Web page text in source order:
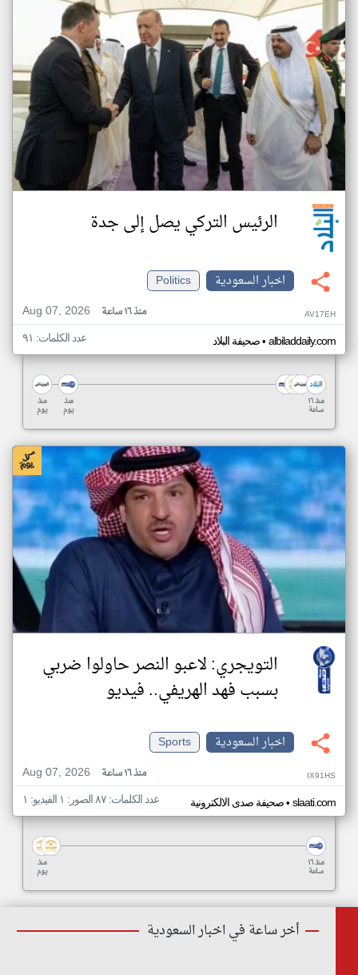
الرئيس التركي يصل إلى جدة
اخبار السعودية
Politics
Aug 07, 2026
منذ ١٦ ساعة AV17EH
صحيفة البلاد• albiladdaily.com عدد الكلمات: ٩١
منذ
يوم
منذ
يوم
منذ ١٦
ساعة
التويجري: لاعبو النصر حاولوا ضربي
بسبب فهد الهريفي.. فيديو
اخبار السعودية
Sports
Aug 07, 2026
منذ ١٦ ساعة IX91HS
صحيفة صدى الالكترونية• slaati.com عدد الكلمات: ٨٧ الصور: ١ الفيديو: ١
منذ
يوم
منذ ١٦
ساعة
أخر ساعة في اخبار السعودية